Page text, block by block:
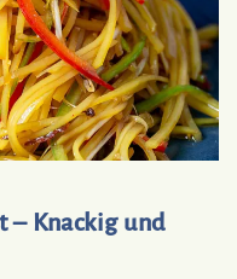
– Knackig und